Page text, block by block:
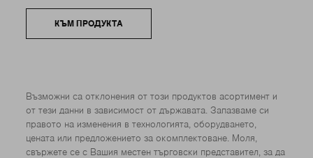
КЪМ ПРОДУКТА
Възможни са отклонения от този продуктов асортимент и
от тези данни в зависимост от държавата. Запазваме си
правото на изменения в технологията, оборудването,
цената или предложението за окомплектоване. Моля,
свържете се с Вашия местен търговски представител, за да